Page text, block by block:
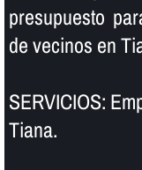
presupuesto
de vecinos en
SERVICIOS:
Tiana.